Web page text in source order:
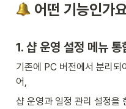
어떤 기능인가
1. 샵 운영 설정 메뉴 통
기존에 PC 버전에서 분리되
어,
샵 운영과 일정 관리 설정을